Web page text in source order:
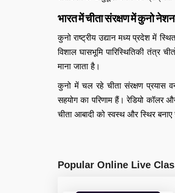
भारत में चीता संरक्षण में कुनो
कुनो राष्ट्रीय उद्यान मध्य प्रदेश में
विशाल घासभूमि पारिस्थितिकी
माना जाता है।
कुनो में चल रहे चीता संरक्षण प्रयास वन
सहयोग का परिणाम हैं। रेडियो कॉलर
चीता आबादी को स्वस्थ और स्थिर
Popular Online Live